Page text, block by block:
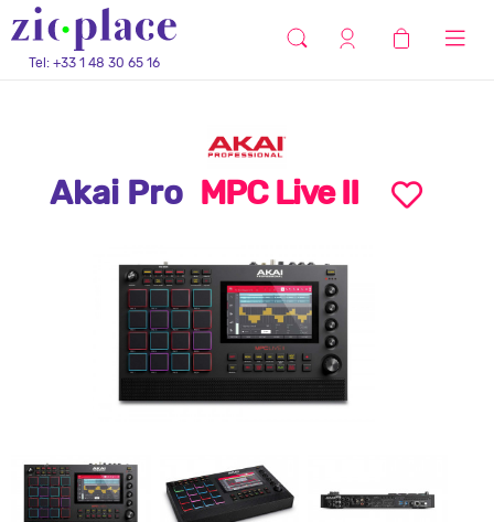
Tel: +33 1 48 30 65 16
Akai Pro MPC Live II